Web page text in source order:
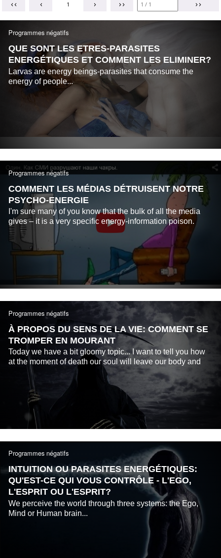
1
Programmes négatifs
QUE SONT LES ETRES-PARASITES
ENERGÉTIQUES ET COMMENT LES ELIMINER?
Larvas are energy beings-parasites that consume the
energy of people...
Programmes négatifs
COMMENT LES MÉDIAS DÉTRUISENT NOTRE
PSYCHO-ENERGIE
I'm sure many of you know that the bulk of all the media
gives – it is a very specific energy-information poison.
Programmes négatifs
À PROPOS DU SENS DE LA VIE: COMMENT SE
TROMPER EN MOURANT
Today we have a bit gloomy topic... I want to tell you how
at the moment of death our soul will leave our body and
what does it depend on.
Programmes négatifs
INTUITION OU PARASITES ENERGÉTIQUES:
QU'EST-CE QUI VOUS CONTRÔLE - L'EGO,
L'ESPRIT OU L'ESPRIT?
We perceive the world through three systems: the Ego,
Mind or Human brain...